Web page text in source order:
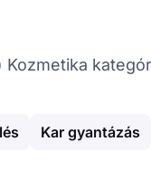
Kar gyantázás